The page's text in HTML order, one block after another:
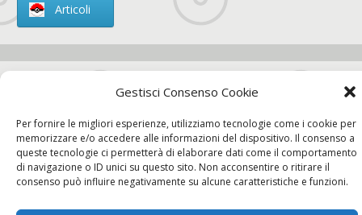
Gestisci Consenso Cookie
Per fornire le migliori esperienze, utilizziamo tecnologie come i cookie per
memorizzare e/o accedere alle informazioni del dispositivo. Il consenso a
queste tecnologie ci permetterà di elaborare dati come il comportamento
di navigazione o ID unici su questo sito. Non acconsentire o ritirare il
consenso può influire negativamente su alcune caratteristiche e funzioni.
Articoli
Chi siamo
Contatti